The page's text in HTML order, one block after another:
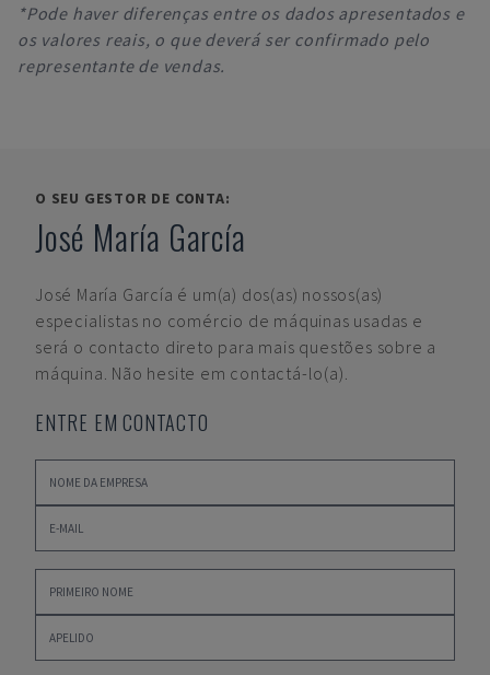
*Pode haver diferenças entre os dados apresentados e
os valores reais, o que deverá ser confirmado pelo
representante de vendas.
O SEU GESTOR DE CONTA:
José María García
José María García é um(a) dos(as) nossos(as)
especialistas no comércio de máquinas usadas e
será o contacto direto para mais questões sobre a
máquina. Não hesite em contactá-lo(a).
ENTRE EM CONTACTO